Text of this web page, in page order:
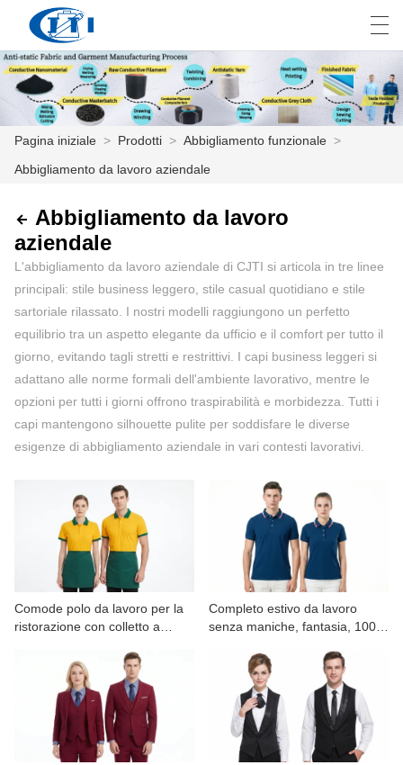
PAGINA INIZIALE
PRODOTTI
PERSONALIZZAZIONE
CHI SIAMO
NOTIZIE
INDUSTRIA
VIDEO
العربية česky Deutsch English
Pagina iniziale > Prodotti > Abbigliamento funzionale >
Abbigliamento da lavoro aziendale
Abbigliamento da lavoro
aziendale
L'abbigliamento da lavoro aziendale di CJTI si articola in tre linee
principali: stile business leggero, stile casual quotidiano e stile
sartoriale rilassato. I nostri modelli raggiungono un perfetto
equilibrio tra un aspetto elegante da ufficio e il comfort per tutto il
giorno, evitando tagli stretti e restrittivi. I capi business leggeri si
adattano alle norme formali dell'ambiente lavorativo, mentre le
opzioni per tutti i giorni offrono traspirabilità e morbidezza. Tutti i
capi mantengono silhouette pulite per soddisfare le diverse
esigenze di abbigliamento aziendale in vari contesti lavorativi.
Comode polo da lavoro per la
ristorazione con colletto a
Completo estivo da lavoro
senza maniche, fantasia, 100%